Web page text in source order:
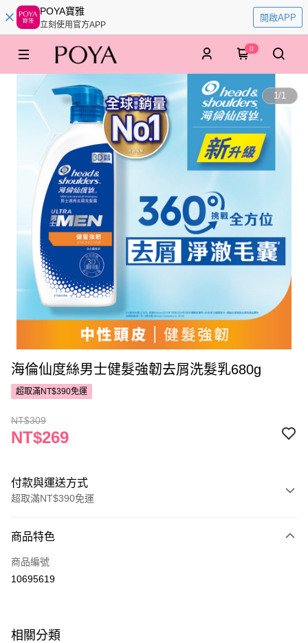
POYA寶雅
立刻使用官方APP
開啟APP
0
1/1
海倫仙度絲男士健髮強韌去屑洗髮乳680g
超取滿NT$390免運
NT$309
NT$269
付款與運送方式
超取滿NT$390免運
POYA支付
信用卡一次付款
商品特色
商品編號
10695619
相關分類